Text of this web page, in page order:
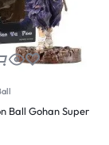
Ball Gohan Super